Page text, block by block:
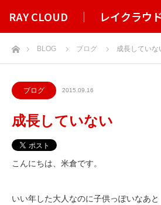
RAY CLOUD ｜ レイクラウ
ホームBLOG ブログ 成長していな
ブログ 2015.09.16
成長していない
こんにちは、米倉です。
いい年した大人なのに子供っぽいなあと